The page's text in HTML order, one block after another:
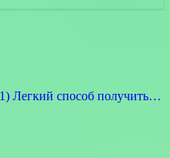
Легкий способ получить…